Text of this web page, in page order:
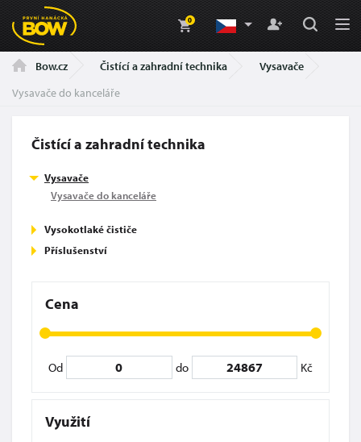
0
Bow.cz Čistící a zahradní technika
Vysavače
Vysavače do kanceláře
Čistící a zahradní technika
Vysavače
Vysavače do kanceláře
Vysokotlaké čističe
Příslušenství
Cena
Od do Kč
Využití